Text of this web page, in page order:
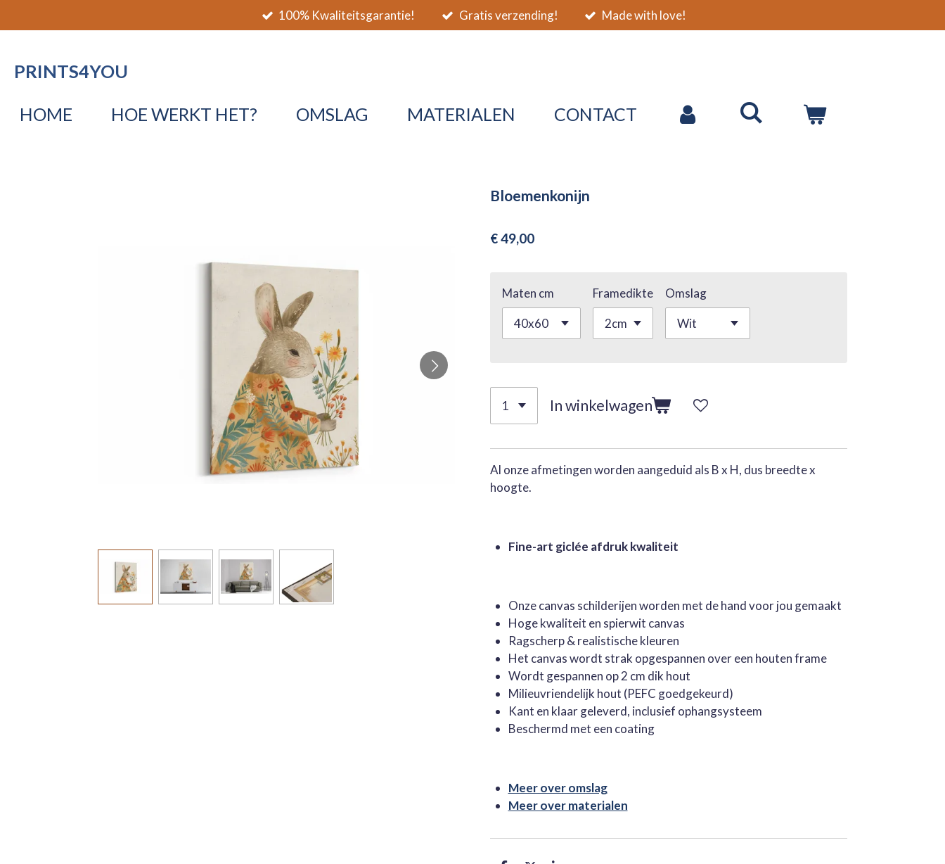
direct
de
100% Kwaliteitsgarantie! Gratis verzending! Made with love!
PRINTS4YOU
HOME HOE WERKT HET? OMSLAG MATERIALEN CONTACT
Bloemenkonijn
€ 49,00
Maten cm Framedikte Omslag
In winkelwagen
Al onze afmetingen worden aangeduid als B x H, dus breedte x
hoogte.
Fine-art giclée afdruk kwaliteit
Onze canvas schilderijen worden met de hand voor jou gemaakt
Hoge kwaliteit en spierwit canvas
Ragscherp & realistische kleuren
Het canvas wordt strak opgespannen over een houten frame
Wordt gespannen op 2 cm dik hout
Milieuvriendelijk hout (PEFC goedgekeurd)
Kant en klaar geleverd, inclusief ophangsysteem
Beschermd met een coating
Meer over omslag
Meer over materialen